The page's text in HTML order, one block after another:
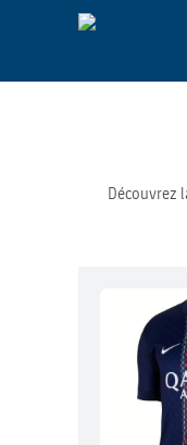
Découvrez